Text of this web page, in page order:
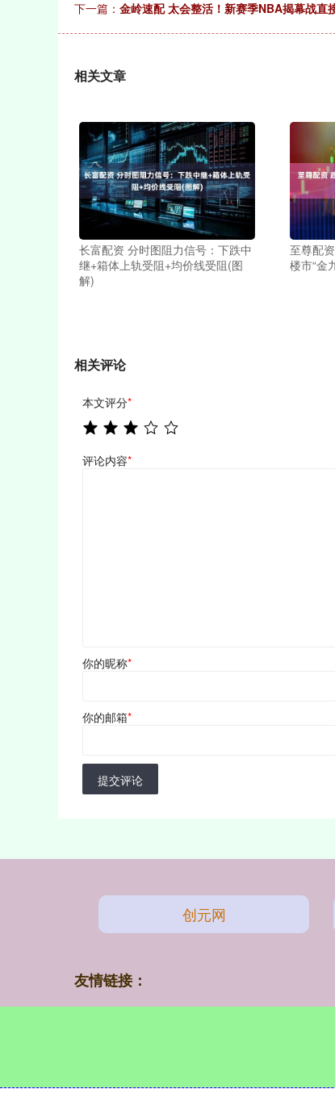
下一篇： 金岭速配 太会整活！新赛季NBA揭幕战直
相关文章
长富配资 分时图阻力信号：下跌中
继+箱体上轨受阻+均价线受阻(图
解)
至尊配
楼市“金
相关评论
本文评分*
评论内容*
你的昵称*
你的邮箱*
提交评论
创元网
友情链接：